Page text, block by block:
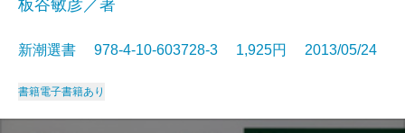
板谷敏彦／著
新潮選書 978-4-10-603728-3 1,925円 2013/05/24
書籍電子書籍あり